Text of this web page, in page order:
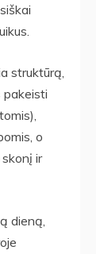
struktūrą,
pakeisti
o
ir
dieną,